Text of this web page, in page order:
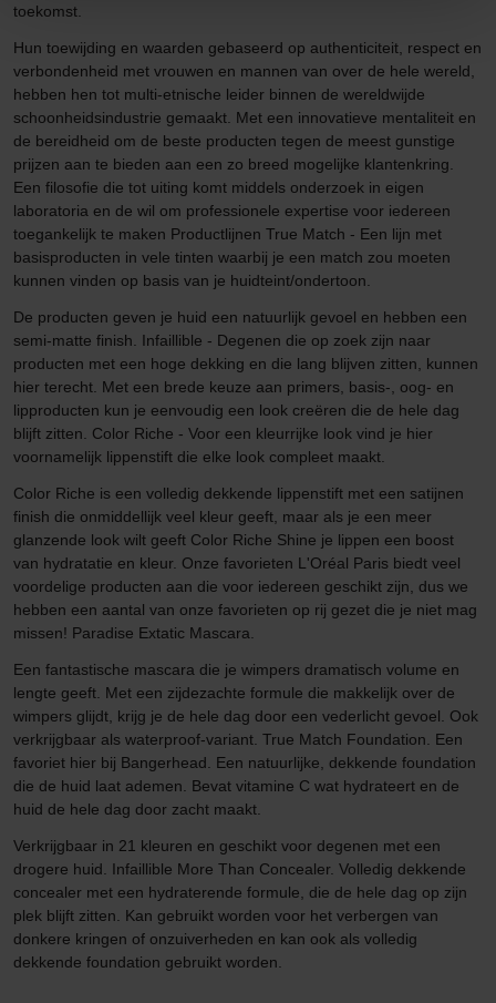
toekomst.
Hun toewijding en waarden gebaseerd op authenticiteit, respect en
verbondenheid met vrouwen en mannen van over de hele wereld,
hebben hen tot multi-etnische leider binnen de wereldwijde
schoonheidsindustrie gemaakt. Met een innovatieve mentaliteit en
de bereidheid om de beste producten tegen de meest gunstige
prijzen aan te bieden aan een zo breed mogelijke klantenkring.
Een filosofie die tot uiting komt middels onderzoek in eigen
laboratoria en de wil om professionele expertise voor iedereen
toegankelijk te maken Productlijnen True Match - Een lijn met
basisproducten in vele tinten waarbij je een match zou moeten
kunnen vinden op basis van je huidteint/ondertoon.
De producten geven je huid een natuurlijk gevoel en hebben een
semi-matte finish. Infaillible - Degenen die op zoek zijn naar
producten met een hoge dekking en die lang blijven zitten, kunnen
hier terecht. Met een brede keuze aan primers, basis-, oog- en
lipproducten kun je eenvoudig een look creëren die de hele dag
blijft zitten. Color Riche - Voor een kleurrijke look vind je hier
voornamelijk lippenstift die elke look compleet maakt.
Color Riche is een volledig dekkende lippenstift met een satijnen
finish die onmiddellijk veel kleur geeft, maar als je een meer
glanzende look wilt geeft Color Riche Shine je lippen een boost
van hydratatie en kleur. Onze favorieten L'Oréal Paris biedt veel
voordelige producten aan die voor iedereen geschikt zijn, dus we
hebben een aantal van onze favorieten op rij gezet die je niet mag
missen! Paradise Extatic Mascara.
Een fantastische mascara die je wimpers dramatisch volume en
lengte geeft. Met een zijdezachte formule die makkelijk over de
wimpers glijdt, krijg je de hele dag door een vederlicht gevoel. Ook
verkrijgbaar als waterproof-variant. True Match Foundation. Een
favoriet hier bij Bangerhead. Een natuurlijke, dekkende foundation
die de huid laat ademen. Bevat vitamine C wat hydrateert en de
huid de hele dag door zacht maakt.
Verkrijgbaar in 21 kleuren en geschikt voor degenen met een
drogere huid. Infaillible More Than Concealer. Volledig dekkende
concealer met een hydraterende formule, die de hele dag op zijn
plek blijft zitten. Kan gebruikt worden voor het verbergen van
donkere kringen of onzuiverheden en kan ook als volledig
dekkende foundation gebruikt worden.